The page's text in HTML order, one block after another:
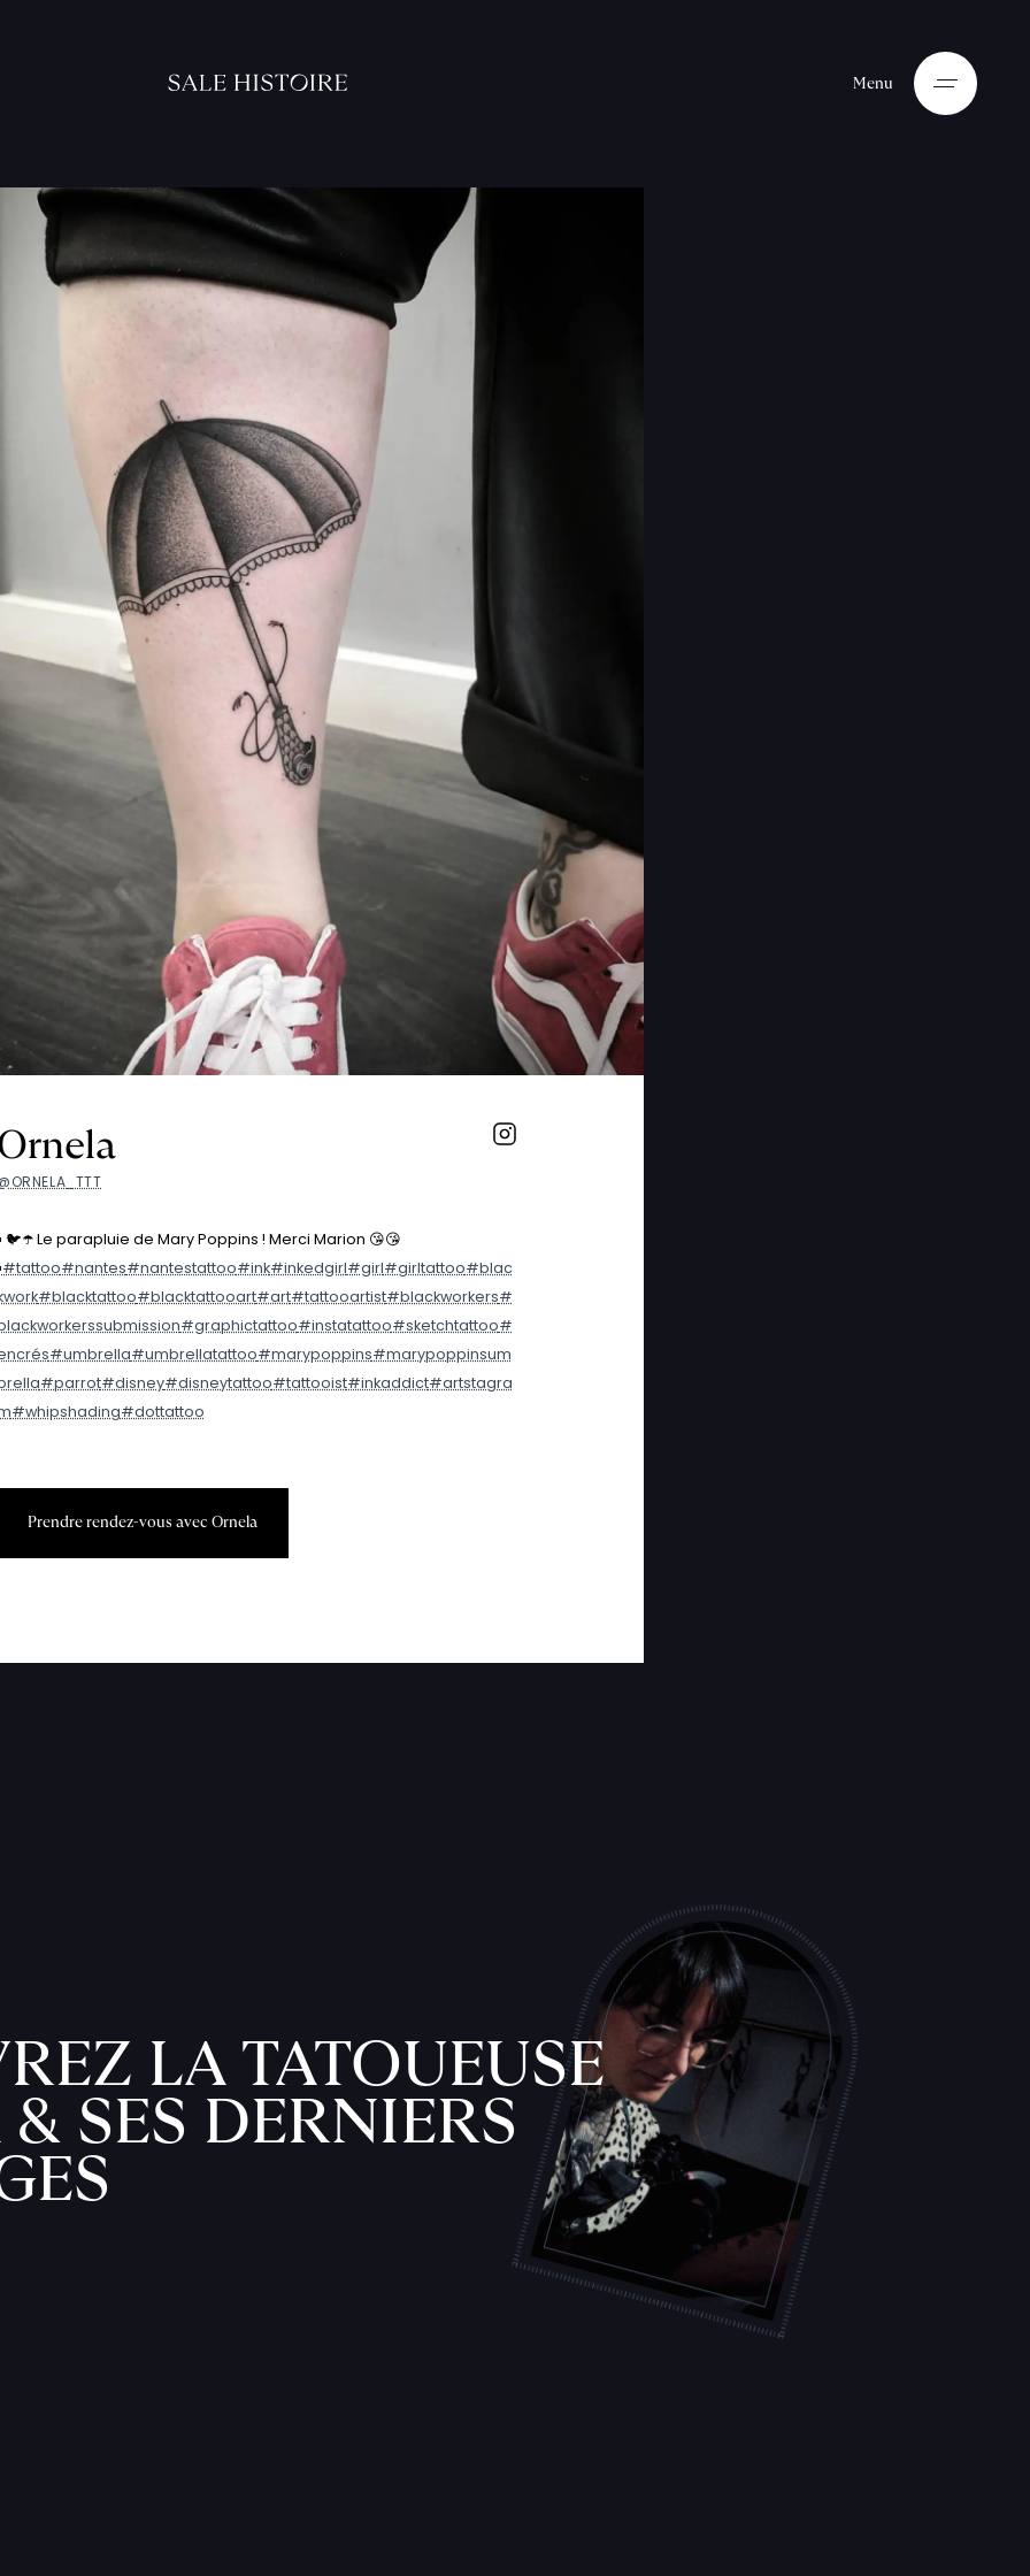
Menu
L AT
ATOU
CHES PRAT
🐦☂️ Le parapluie de Mary Poppins ! Merci Marion 😘😘
#tattoo#nantes#nantestattoo#ink#inkedgirl#girl#girltattoo#blac
#blacktattoo#blacktattooart#art#tattooartist#blackworkers#
#graphictattoo#instatattoo#sketchtattoo#
#umbrella#umbrellatattoo#marypoppins#marypoppinsum
#parrot#disney#disneytattoo#tattooist#inkaddict#artstagra
#whipshading#dottattoo
Prendre rendez-vous avec Ornela
LA TATOUEUSE
SES DERNIERS